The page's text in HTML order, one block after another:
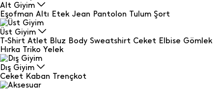
Alt Giyim
Eşofman Altı Etek Jean Pantolon Tulum Şort
Üst Giyim
T-Shirt Atlet Bluz Body Sweatshirt Ceket Elbise Gömlek
Hırka Triko Yelek
Dış Giyim
Ceket Kaban Trençkot